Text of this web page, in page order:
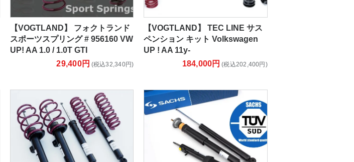
【VOGTLAND】 フォクトランド
スポーツスプリング # 956160 VW
UP! AA 1.0 / 1.0T GTI
29,400円 (税込32,340円)
【VOGTLAND】 TEC LINE サス
ペンション キット Volkswagen
UP ! AA 11y-
184,000円 (税込202,400円)